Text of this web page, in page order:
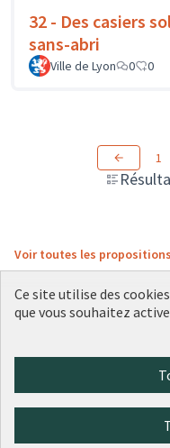
32 - Des casiers
sans-abri
Ville de Lyon 0 0
1
Voir toutes les
(Lien externe)
(Lien externe)
(Lien externe)
(Lien(Lien
Ce site utilise des
que vous souhaitez